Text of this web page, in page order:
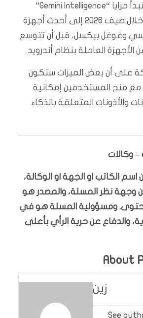
بحسب غوغل، ستبدأ مزايا “Gemini Intelligence”
بالوصول تدريجيًا خلال صيف 2026 إلى أحدث أجهزة
وغوغل بيكسل، قبل أن تتوسع
الأجهزة العاملة بنظام أندرويد.
على أن بعض الميزات ستكون
مع منح المستخدمين إمكانية
والأذونات المتعلقة بالذكاء
– وكالات
الكاتب او الجهة او الوكالة،
عن وجهة نظر المسلة، والمصدر هو
ومسؤولية المسلة هو في
والدفاع عن حرية الرأي بأعلى
About
زين
See